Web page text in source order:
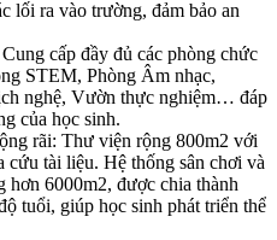
lối ra vào trường, đảm bảo an
cấp đầy đủ các phòng chức
STEM, Phòng Âm nhạc,
nghệ, Vườn thực nghiệm… đáp
của học sinh.
rãi: Thư viện rộng 800m2 với
cứu tài liệu. Hệ thống sân chơi và
hơn 6000m2, được chia thành
tuổi, giúp học sinh phát triển thể